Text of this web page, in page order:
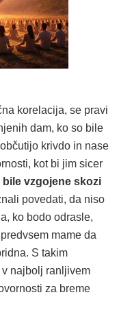
korelacija, se pravi
dam, ko so bile
krivdo in nase
kot bi jim sicer
vzgojene skozi
povedati, da niso
ko bodo odrasle,
mame da
S takim
najbolj ranljivem
za breme